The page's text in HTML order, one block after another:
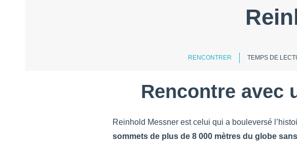
RENCONTRER TEMPS DE
Rencontre avec
Reinhold Messner est celui qui a bouleversé
sommets de plus de 8 000 mètres du globe